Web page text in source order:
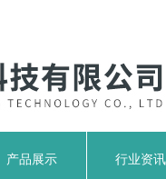
产品展示 行业资讯